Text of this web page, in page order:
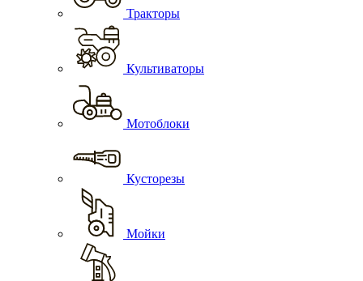
Тракторы
Культиваторы
Мотоблоки
Кусторезы
Мойки